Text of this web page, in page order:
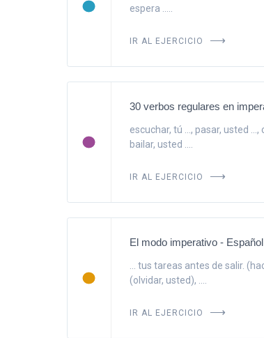
espera .....
IR AL EJERCICIO
30 verbos regulares en
escuchar, tú ..., pasar, usted
bailar, usted ....
IR AL EJERCICIO
El modo imperativo -
... tus tareas antes de salir.
(olvidar, usted), ....
IR AL EJERCICIO